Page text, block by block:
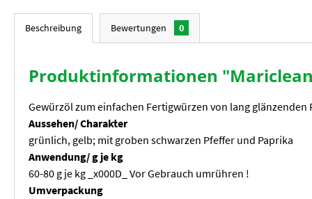
Beschreibung Bewertungen 0
Produktinformationen
Gewürzöl zum einfachen Fertigwürzen von lang glänzenden
Aussehen/ Charakter
grünlich, gelb; mit groben schwarzen Pfeffer und Paprika
Anwendung/ g je kg
60-80 g je kg _x000D_ Vor Gebrauch umrühren !
Umverpackung